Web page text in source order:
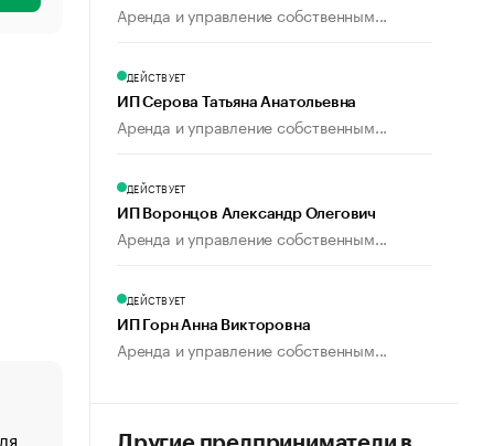
«От спорта тело стареет иначе». Как живет глава
Аренда и управление собственным...
ДЕЙСТВУЕТ
ИП Серова Татьяна Анатольевна
Аренда и управление собственным...
ДЕЙСТВУЕТ
ИП Воронцов Александр Олегович
Аренда и управление собственным...
ДЕЙСТВУЕТ
ИП Горн Анна Викторовна
Аренда и управление собственным...